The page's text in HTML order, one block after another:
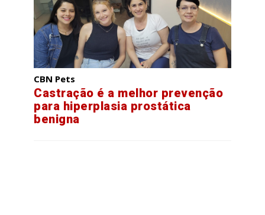
CBN Pets
Castração é a melhor prevenção
para hiperplasia prostática
benigna